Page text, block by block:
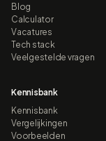
Blog
Calculator
Vacatures
Tech stack
Veelgestelde vragen
Kennisbank
Kennisbank
Vergelijkingen
Voorbeelden